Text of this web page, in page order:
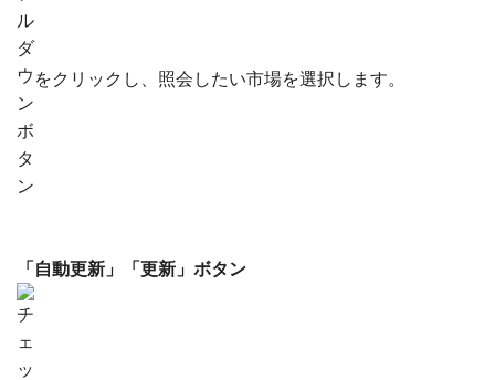
をクリックし、照会したい市場を選択します。
「自動更新」「更新」ボタン